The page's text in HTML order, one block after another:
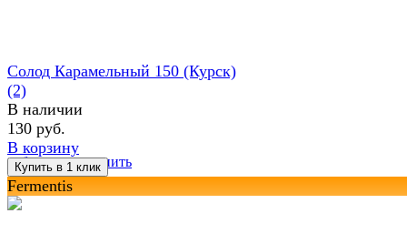
избранное сравнить
Солод Карамельный 150 (Курск)
(2)
В наличии
130 руб.
В корзину
Fermentis